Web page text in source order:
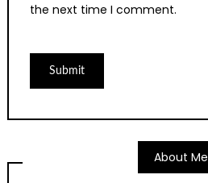
the next time I comment.
About Me